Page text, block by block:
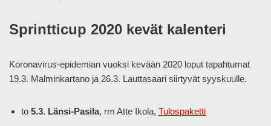
Sprintticup 2020 kevät kalenteri
Koronavirus-epidemian vuoksi kevään 2020 loput tapahtumat
19.3. Malminkartano ja 26.3. Lauttasaari siirtyvät syyskuulle.
to 5.3. Länsi-Pasila, rm Atte Ikola, Tulospaketti